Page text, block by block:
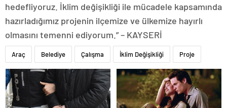
hedefliyoruz. İklim değişikliği ile mücadele kapsamında
hazırladığımız projenin ilçemize ve ülkemize hayırlı
olmasını temenni ediyorum.” – KAYSERİ
Araç Belediye Çalışma İklim Değişikliği Proje